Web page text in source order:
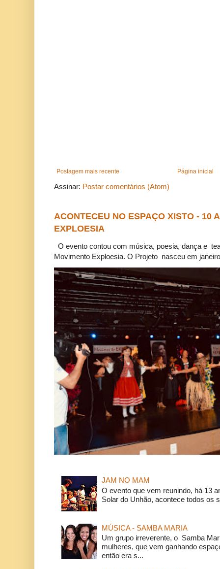
Postagem mais recente Página inicial
Assinar: Postar comentários (Atom)
ACONTECEU NO ESPAÇO XISTO - 10
EXPLOESIA
O evento contou com música, poesia, dança e
Movimento Exploesia. O Projeto nasceu em
JAM NO MAM
O evento que vem reunindo, há 13
Solar do Unhão, acontece todos os
MÚSICA - SAMBA MARIA
Um grupo irreverente, o Samba
mulheres, que vem ganhando
então era s...